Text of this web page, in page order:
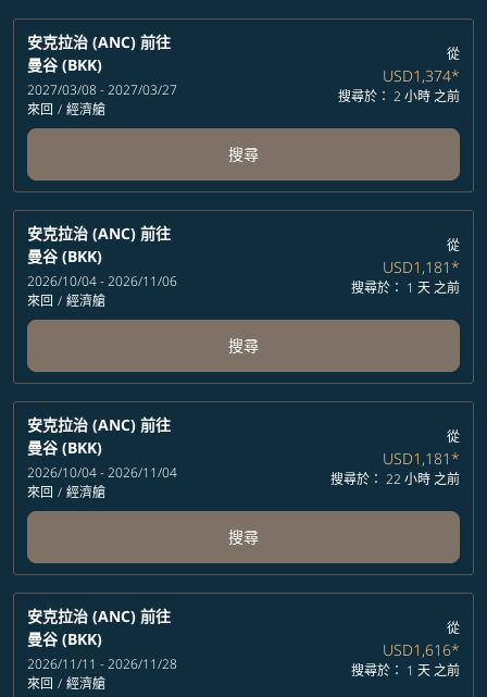
安克拉治 (ANC) 前往
曼谷 (BKK)
2027/03/08 - 2027/03/27
來回 / 經濟艙
從
USD1,374*
搜尋於： 2 小時 之前
搜尋
安克拉治 (ANC) 前往
曼谷 (BKK)
2026/10/04 - 2026/11/06
來回 / 經濟艙
從
USD1,181*
搜尋於： 1 天 之前
搜尋
安克拉治 (ANC) 前往
曼谷 (BKK)
2026/10/04 - 2026/11/04
來回 / 經濟艙
從
USD1,181*
搜尋於： 22 小時 之前
搜尋
安克拉治 (ANC) 前往
曼谷 (BKK)
2026/11/11 - 2026/11/28
來回 / 經濟艙
從
USD1,616*
搜尋於： 1 天 之前